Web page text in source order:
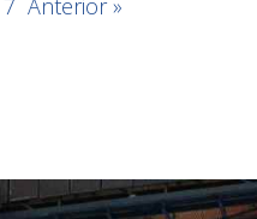
7 Anterior »